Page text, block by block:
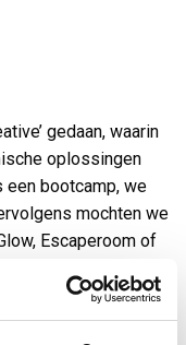
gedaan, waarin
oplossingen
bootcamp, we
mochten we
Escaperoom of
heeft hij met zijn